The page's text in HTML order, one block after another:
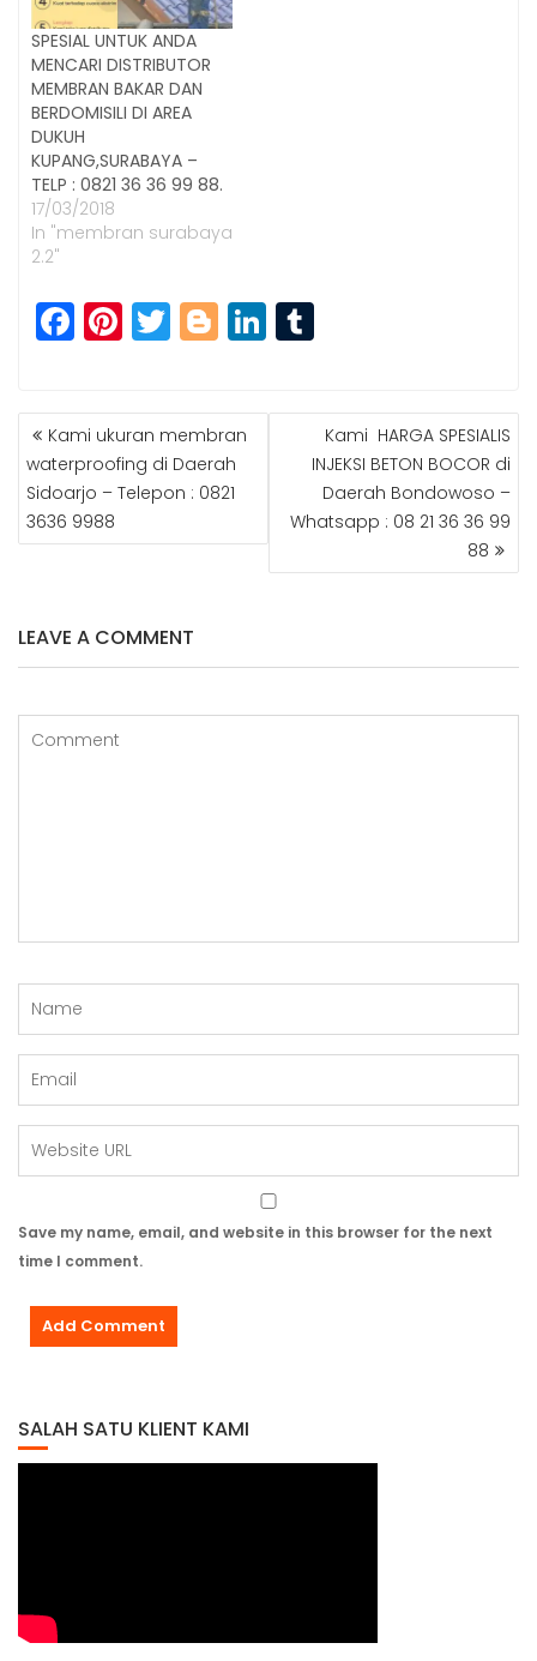
SPESIAL UNTUK ANDA
MENCARI DISTRIBUTOR
MEMBRAN BAKAR DAN
BERDOMISILI DI AREA
DUKUH
KUPANG,SURABAYA –
TELP : 0821 36 36 99 88.
17/03/2018
In "membran surabaya
2.2"
F
a
e
b
o
o
Pi
n
e
r
e
st
T
w
e
r
Bl
o
g
e
r
Li
n
n
bl
r
POST
NAVIGATION
Kami ukuran membran
waterproofing di Daerah
Sidoarjo – Telepon : 0821
3636 9988
Kami HARGA SPESIALIS
INJEKSI BETON BOCOR di
Daerah Bondowoso –
Whatsapp : 08 21 36 36 99
88
LEAVE A COMMENT
Save my name, email, and website in this browser for the next
time I comment.
SALAH SATU KLIENT KAMI